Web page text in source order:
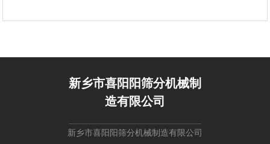
新乡市喜阳阳筛分机械制
造有限公司
新乡市喜阳阳筛分机械制造有限公司